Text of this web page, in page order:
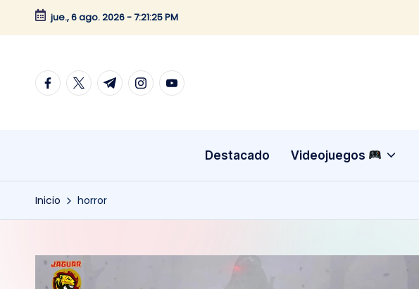
Saltar
contenido
jue., 6 ago. 2026-7:21:26 PM
facebook.com
twitter.com
t.me instagram.com
youtube.com
Destacado Videojuegos
Inicio horror